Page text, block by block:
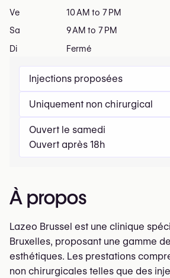
Injections proposées
Uniquement non chirurgical
Ouvert le samedi
Ouvert après 18h
À propos
Lazeo Brussel est une clinique
Bruxelles, proposant une gamme
esthétiques. Les prestations
non chirurgicales telles que des
Ve
10 AM to 7 PM
Sa
9 AM to 7 PM
Di
Fermé